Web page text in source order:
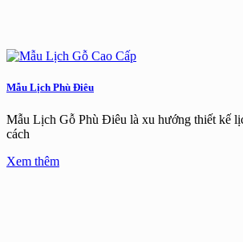
Mẫu Lịch Phù Điêu
Mẫu Lịch Gỗ Phù Điêu là xu hướng thiết kế
cách
Xem thêm